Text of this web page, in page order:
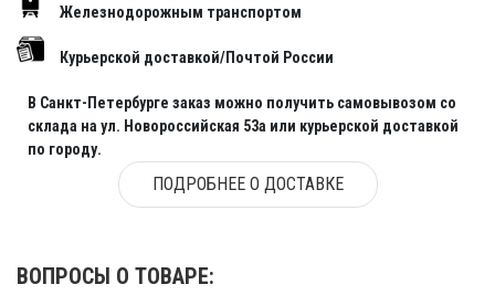
Железнодорожным транспортом
Курьерской доставкой/Почтой России
В Санкт-Петербурге заказ можно получить самовывозом со
склада на ул. Новороссийская 53а или курьерской доставкой
по городу.
ПОДРОБНЕЕ О ДОСТАВКЕ
ВОПРОСЫ О ТОВАРЕ: